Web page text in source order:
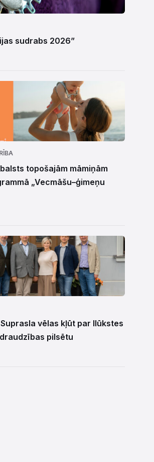
sudrabs 2026”
topošajām māmiņām
„Vecmāšu–ģimeņu
vēlas kļūt par Ilūkstes
pilsētu